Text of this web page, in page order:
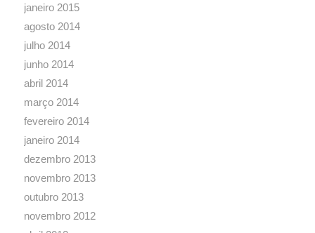
outubro 2013
novembro 2012
abril 2012
fevereiro 2012
janeiro 2012
novembro 2011
outubro 2011
setembro 2011
agosto 2011
julho 2011
junho 2011
abril 2011